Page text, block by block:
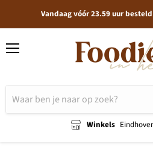
Vandaag vóór 23.59 uur
Winkels